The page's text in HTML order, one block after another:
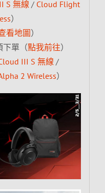
S 無線 / Cloud Flight
）
看地圖）
下單（點我前往）
III S 無線 /
2 Wireless）